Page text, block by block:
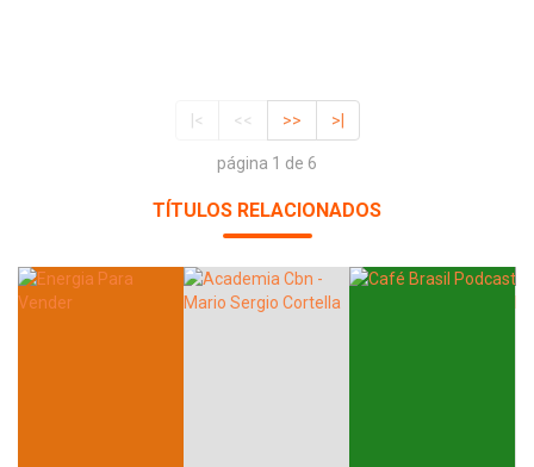
|< << >> >|
página 1 de 6
TÍTULOS RELACIONADOS